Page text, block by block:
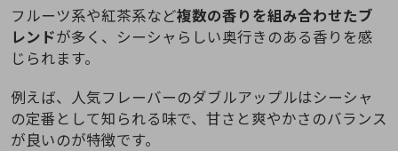
フルーツ系や紅茶系など複数の香りを組み合わせたブ
レンドが多く、シーシャらしい奥行きのある香りを感
じられます。
例えば、人気フレーバーのダブルアップルはシーシャ
の定番として知られる味で、甘さと爽やかさのバランス
が良いのが特徴です。